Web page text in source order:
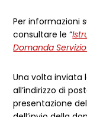
Per informazioni
consultare le “
Domanda
Una volta inviata
all’indirizzo di
presentazione